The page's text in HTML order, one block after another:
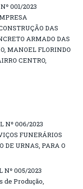
001/2023
DAS
ARMADO DAS
MANOEL FLORINDO
CENTRO,
Nº 006/2023
FUNERÁRIOS
DE URNAS, PARA O
Nº 005/2023
de Produção,